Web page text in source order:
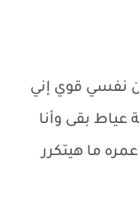
من نفسي قوي إني
بقى وأنا
ما هيتكرر